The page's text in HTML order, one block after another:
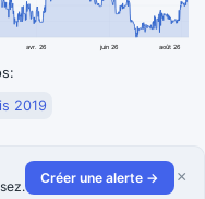
avr. 26 juin 26 août 26
2019
Créer une alerte → ×